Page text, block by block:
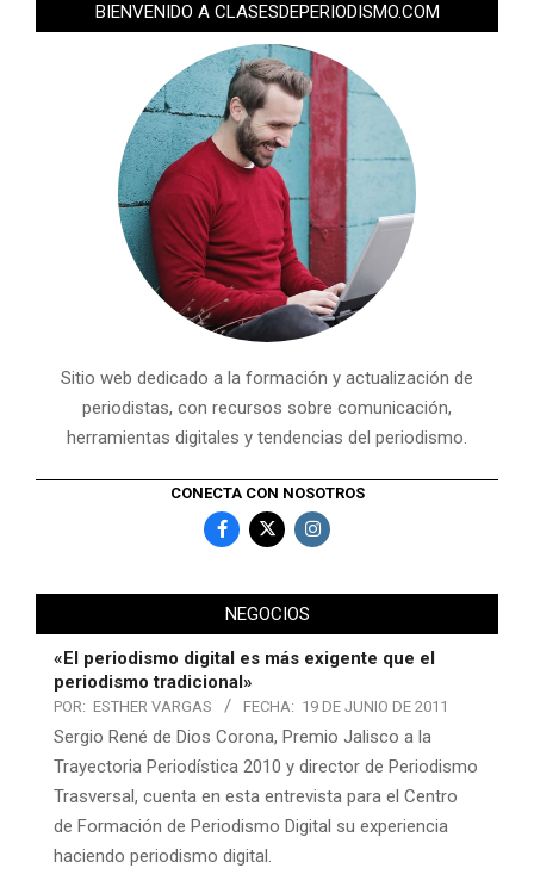
BIENVENIDO A CLASESDEPERIODISMO.COM
Sitio web dedicado a la formación y actualización de
periodistas, con recursos sobre comunicación,
herramientas digitales y tendencias del periodismo.
CONECTA CON NOSOTROS
NEGOCIOS
«El periodismo digital es más exigente que el
periodismo tradicional»
POR: ESTHER VARGAS FECHA: 19 DE JUNIO DE 2011
Sergio René de Dios Corona, Premio Jalisco a la
Trayectoria Periodística 2010 y director de Periodismo
Trasversal, cuenta en esta entrevista para el Centro
de Formación de Periodismo Digital su experiencia
haciendo periodismo digital.